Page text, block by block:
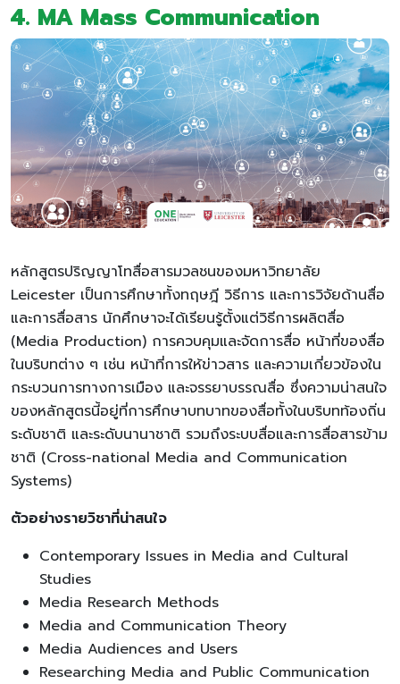
4. MA Mass Communication
หลักสูตรปริญญาโทสื่อสารมวลชนของมหาวิทยาลัย
Leicester เป็นการศึกษาทั้งทฤษฎี วิธีการ และการวิจัยด้านสื่อ
และการสื่อสาร นักศึกษาจะได้เรียนรู้ตั้งแต่วิธีการผลิตสื่อ
(Media Production) การควบคุมและจัดการสื่อ หน้าที่ของสื่อ
ในบริบทต่าง ๆ เช่น หน้าที่การให้ข่าวสาร และความเกี่ยวข้องใน
กระบวนการทางการเมือง และจรรยาบรรณสื่อ ซึ่งความน่าสนใจ
ของหลักสูตรนี้อยู่ที่การศึกษาบทบาทของสื่อทั้งในบริบทท้องถิ่น
ระดับชาติ และระดับนานาชาติ รวมถึงระบบสื่อและการสื่อสารข้าม
ชาติ (Cross-national Media and Communication
Systems)
ตัวอย่างรายวิชาที่น่าสนใจ
Contemporary Issues in Media and Cultural
Studies
Media Research Methods
Media and Communication Theory
Media Audiences and Users
Researching Media and Public Communication